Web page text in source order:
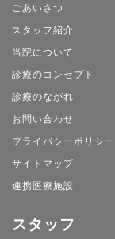
ごあいさつ
スタッフ紹介
当院について
診療のコンセプト
診療のながれ
お問い合わせ
プライバシーポリシー
サイトマップ
連携医療施設
スタッフ